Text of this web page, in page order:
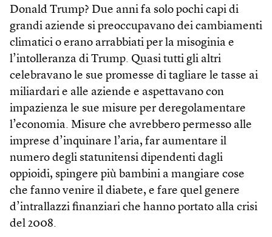
Donald Trump? Due anni fa solo pochi capi di
grandi aziende si preoccupavano dei cambiamenti
climatici o erano arrabbiati per la misoginia e
l’intolleranza di Trump. Quasi tutti gli altri
celebravano le sue promesse di tagliare le tasse ai
miliardari e alle aziende e aspettavano con
impazienza le sue misure per deregolamentare
l’economia. Misure che avrebbero permesso alle
imprese d’inquinare l’aria, far aumentare il
numero degli statunitensi dipendenti dagli
oppioidi, spingere più bambini a mangiare cose
che fanno venire il diabete, e fare quel genere
d’intrallazzi finanziari che hanno portato alla crisi
del 2008.